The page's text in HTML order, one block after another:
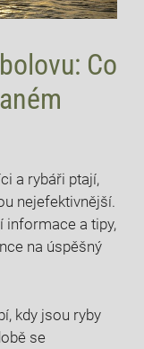
​Co
‍a rybáři ​ptají,⁢
nejefektivnější.
informace⁢ a tipy,
⁣na úspěšný​
kdy jsou ryby
⁢se